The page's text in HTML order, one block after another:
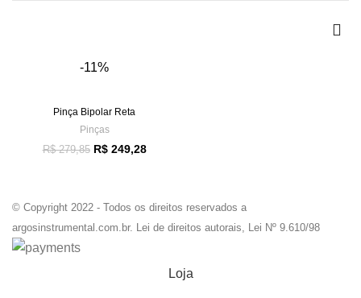
-11%
Pinça Bipolar Reta
Pinças
R$279,85 R$249,28
© Copyright 2022 - Todos os direitos reservados a
argosinstrumental.com.br. Lei de direitos autorais, Lei Nº 9.610/98
Loja